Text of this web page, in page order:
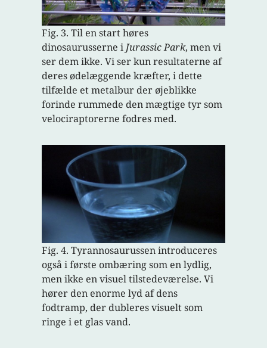
Fig. 3. Til en start høres
dinosaurusserne i Jurassic Park, men vi
ser dem ikke. Vi ser kun resultaterne af
deres ødelæggende kræfter, i dette
tilfælde et metalbur der øjeblikke
forinde rummede den mægtige tyr som
velociraptorerne fodres med.
Fig. 4. Tyrannosaurussen introduceres
også i første ombæring som en lydlig,
men ikke en visuel tilstedeværelse. Vi
hører den enorme lyd af dens
fodtramp, der dubleres visuelt som
ringe i et glas vand.